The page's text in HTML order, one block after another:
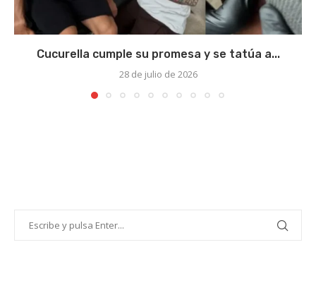
Cucurella cumple su promesa y se tatúa a...
28 de julio de 2026